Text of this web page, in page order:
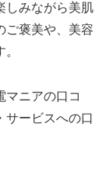
しみながら美肌
ご褒美や、美容
ニアの口コ
サービスへの口